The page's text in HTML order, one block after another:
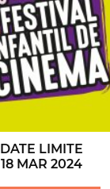
DATE LIMITE
18 MAR 2024